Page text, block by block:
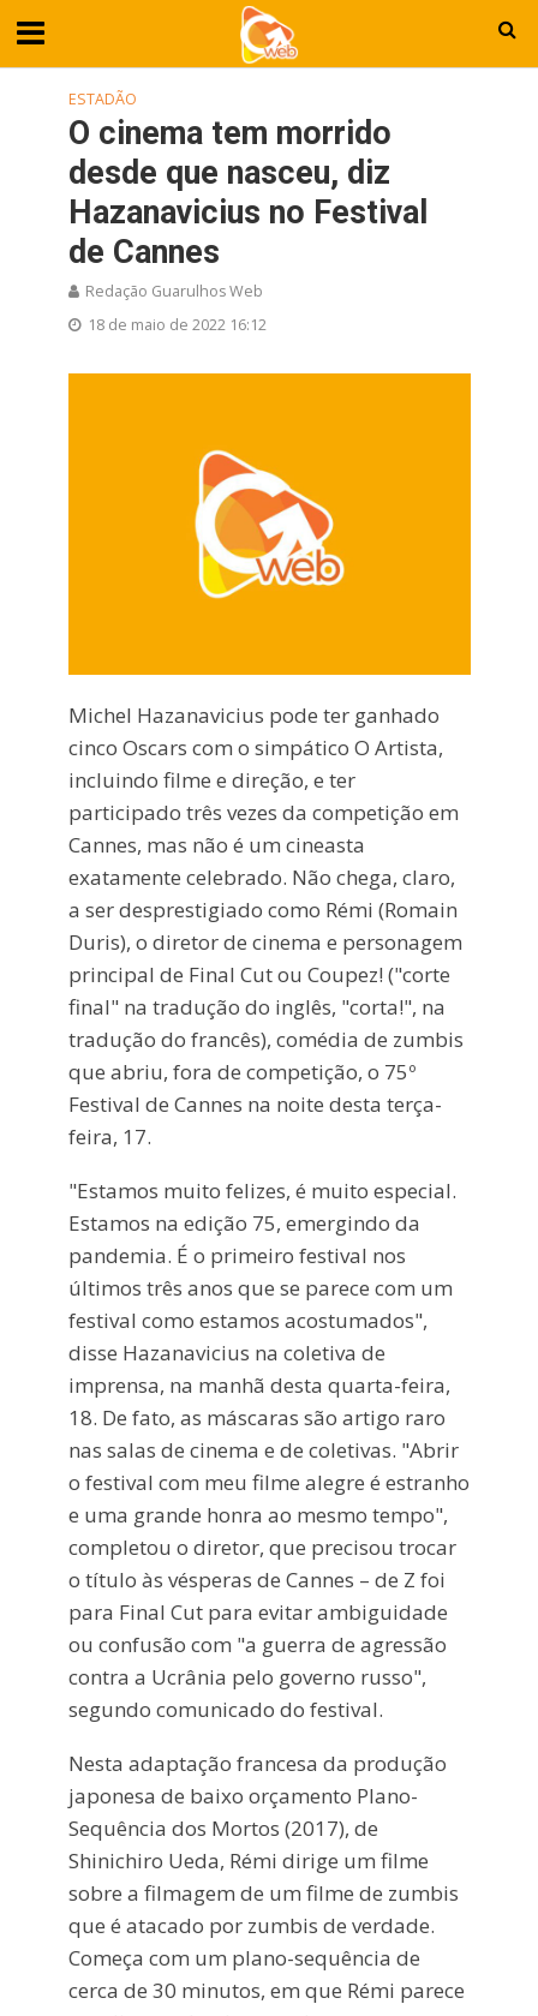
ESTADÃO
O cinema tem morrido
desde que nasceu, diz
Hazanavicius no Festival
de Cannes
Redação Guarulhos Web
18 de maio de 2022 16:12
Michel Hazanavicius pode ter ganhado
cinco Oscars com o simpático O Artista,
incluindo filme e direção, e ter
participado três vezes da competição em
Cannes, mas não é um cineasta
exatamente celebrado. Não chega, claro,
a ser desprestigiado como Rémi (Romain
Duris), o diretor de cinema e personagem
principal de Final Cut ou Coupez! ("corte
final" na tradução do inglês, "corta!", na
tradução do francês), comédia de zumbis
que abriu, fora de competição, o 75º
Festival de Cannes na noite desta terça-
feira, 17.
"Estamos muito felizes, é muito especial.
Estamos na edição 75, emergindo da
pandemia. É o primeiro festival nos
últimos três anos que se parece com um
festival como estamos acostumados",
disse Hazanavicius na coletiva de
imprensa, na manhã desta quarta-feira,
18. De fato, as máscaras são artigo raro
nas salas de cinema e de coletivas. "Abrir
o festival com meu filme alegre é estranho
e uma grande honra ao mesmo tempo",
completou o diretor, que precisou trocar
o título às vésperas de Cannes – de Z foi
para Final Cut para evitar ambiguidade
ou confusão com "a guerra de agressão
contra a Ucrânia pelo governo russo",
segundo comunicado do festival.
Nesta adaptação francesa da produção
japonesa de baixo orçamento Plano-
Sequência dos Mortos (2017), de
Shinichiro Ueda, Rémi dirige um filme
sobre a filmagem de um filme de zumbis
que é atacado por zumbis de verdade.
Começa com um plano-sequência de
cerca de 30 minutos, em que Rémi parece